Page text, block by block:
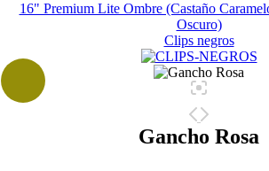
16" Premium Lite Ombre (Castaño
Oscuro)
Clips negros
Gancho Rosa